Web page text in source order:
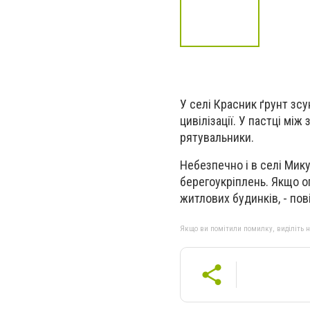
У селі Красник ґрунт
цивілізації. У пастці
рятувальники.
Небезпечно і в селі
берегоукріплень. Якщо
житлових будинків, -
Якщо ви помітили помилку, виділіть